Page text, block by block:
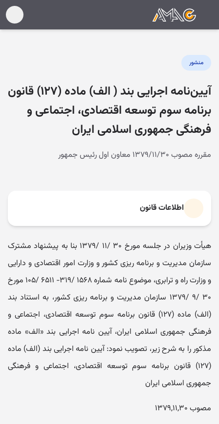
منشور
آیین‌نامه اجرایی بند ( الف) ماده (۱۲۷) قانون
برنامه سوم توسعه اقتصادی، اجتماعی و
فرهنگی جمهوری اسلامی ایران
مقرره مصوب ۱۳۷۹/۱۱/۳۰ معاون اول رئیس جمهور
اطلاعات قانون
هیأت وزیران در جلسه مورخ ۳۰ /۱۱ /۱۳۷۹ بنا به پیشنهاد مشترک
سازمان مدیریت و برنامه ریزی کشور و وزارت امور اقتصادی و دارایی
و وزارت راه ‌و ترابری، موضوع نامه شماره ۱۵۶۸ /۳۱۹- ۶۵۱۱ /۱۰۵ مورخ
۳۰ /۹ /۱۳۷۹ سازمان مدیریت و برنامه ریزی کشور، به استناد بند
(‌الف) ماده (۱۲۷) قانون برنامه سوم توسعه اقتصادی، اجتماعی و
فرهنگی جمهوری اسلامی ایران، آیین ‌نامه اجرایی بند «الف» ماده
مذکور را به شرح زیر، تصویب نمود: آیین ‌نامه اجرایی بند (الف) ماده
(۱۲۷) قانون برنامه سوم توسعه اقتصادی، اجتماعی و فرهنگی
جمهوری اسلامی ایران
مصوب ۱۳۷۹,۱۱,۳۰